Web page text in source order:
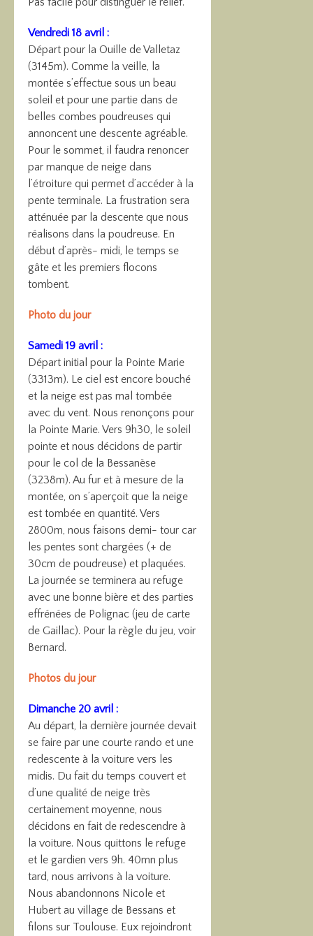
Vendredi 18 avril :
Départ pour la Ouille de Valletaz
(3145m). Comme la veille, la
montée s’effectue sous un beau
soleil et pour une partie dans de
belles combes poudreuses qui
annoncent une descente agréable.
Pour le sommet, il faudra renoncer
par manque de neige dans
l’étroiture qui permet d’accéder à la
pente terminale. La frustration sera
atténuée par la descente que nous
réalisons dans la poudreuse. En
début d’après- midi, le temps se
gâte et les premiers flocons
tombent.
Photo du jour
Samedi 19 avril :
Départ initial pour la Pointe Marie
(3313m). Le ciel est encore bouché
et la neige est pas mal tombée
avec du vent. Nous renonçons pour
la Pointe Marie. Vers 9h30, le soleil
pointe et nous décidons de partir
pour le col de la Bessanèse
(3238m). Au fur et à mesure de la
montée, on s’aperçoit que la neige
est tombée en quantité. Vers
2800m, nous faisons demi- tour car
les pentes sont chargées (+ de
30cm de poudreuse) et plaquées.
La journée se terminera au refuge
avec une bonne bière et des parties
effrénées de Polignac (jeu de carte
de Gaillac). Pour la règle du jeu, voir
Bernard.
Photos du jour
Dimanche 20 avril :
Au départ, la dernière journée devait
se faire par une courte rando et une
redescente à la voiture vers les
midis. Du fait du temps couvert et
d’une qualité de neige très
certainement moyenne, nous
décidons en fait de redescendre à
la voiture. Nous quittons le refuge
et le gardien vers 9h. 40mn plus
tard, nous arrivons à la voiture.
Nous abandonnons Nicole et
Hubert au village de Bessans et
filons sur Toulouse. Eux rejoindront